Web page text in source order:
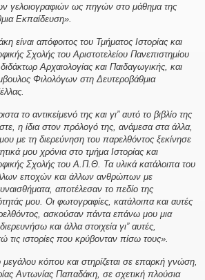
γελοιογραφιών ως πηγών στο μάθημα της
Εκπαίδευση».
είναι απόφοιτος του Τμήματος Ιστορίας και
Σχολής του Αριστοτελείου Πανεπιστημίου
Αρχαιολογίας και Παιδαγωγικής, και
Φιλολόγων στη Δευτεροβάθμια
το αντικείμενό της και γι” αυτό το βιβλίο της
η ίδια στον πρόλογό της, ανάμεσα στα άλλα,
με τη διερεύνηση του παρελθόντος ξεκίνησε
μου χρόνια στο τμήμα Ιστορίας και
Σχολής του Α.Π.Θ. Τα υλικά κατάλοιπα του
εποχών και άλλων ανθρώπων με
αποτέλεσαν το πεδίο της
μου. Οι φωτογραφίες, κατάλοιπα και αυτές
ασκούσαν πάντα επάνω μου μια
και άλλα στοιχεία γι” αυτές,
τις ιστορίες που κρύβονταν πίσω τους».
μεγάλου κόπου και στηρίζεται σε επαρκή γνώση,
Αντωνίας Παπαδάκη, σε σχετική πλούσια